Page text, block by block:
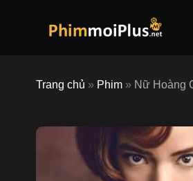
Trang chủ » Phim » Nữ Hoàng